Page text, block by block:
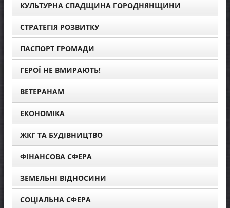
КУЛЬТУРНА СПАДЩИНА ГОРОДНЯНЩИНИ
СТРАТЕГІЯ РОЗВИТКУ
ПАСПОРТ ГРОМАДИ
ГЕРОЇ НЕ ВМИРАЮТЬ!
ВЕТЕРАНАМ
ЕКОНОМІКА
ЖКГ ТА БУДІВНИЦТВО
ФІНАНСОВА СФЕРА
ЗЕМЕЛЬНІ ВІДНОСИНИ
СОЦІАЛЬНА СФЕРА